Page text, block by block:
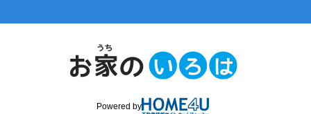
Powered by